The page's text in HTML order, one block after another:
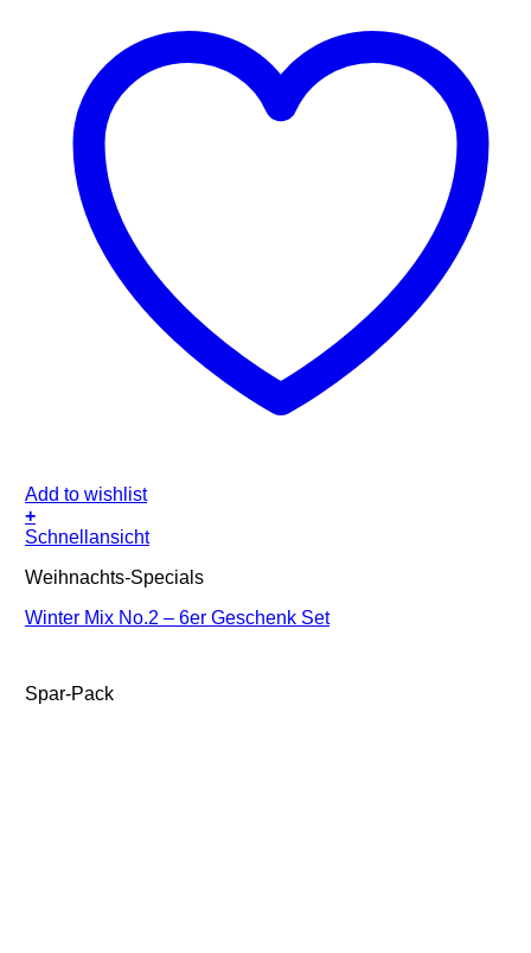
Add to wishlist
+
Schnellansicht
Weihnachts-Specials
Winter Mix No.2 – 6er Geschenk Set
Spar-Pack